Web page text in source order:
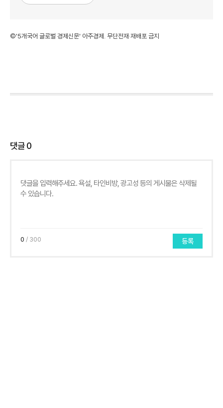
©'5개국어 글로벌 경제신문' 아주경제. 무단전재·재배포 금지
댓글0
0 / 300 등록